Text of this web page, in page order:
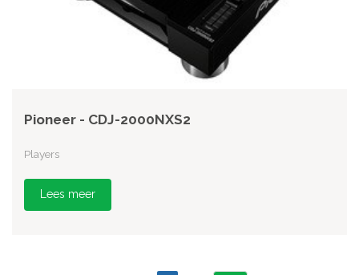
Pioneer - CDJ-2000NXS2
Players
Lees meer